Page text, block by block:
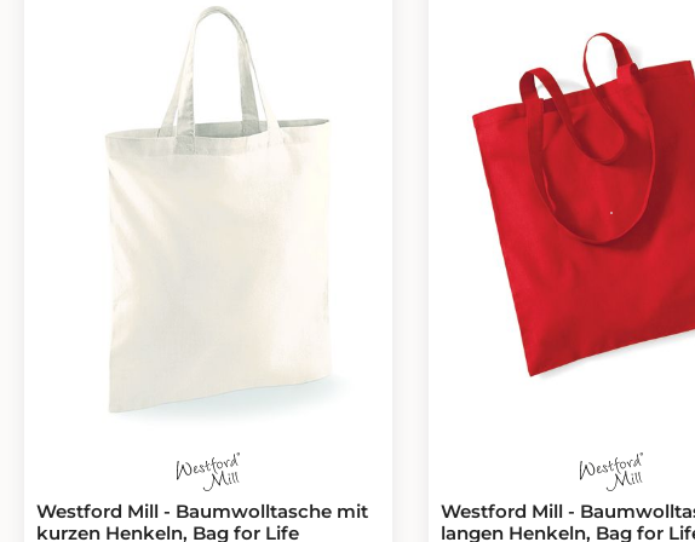
Westford Mill - Baumwolltasche mit
kurzen Henkeln, Bag for Life
Westford Mill -
langen Henkeln, Bag for